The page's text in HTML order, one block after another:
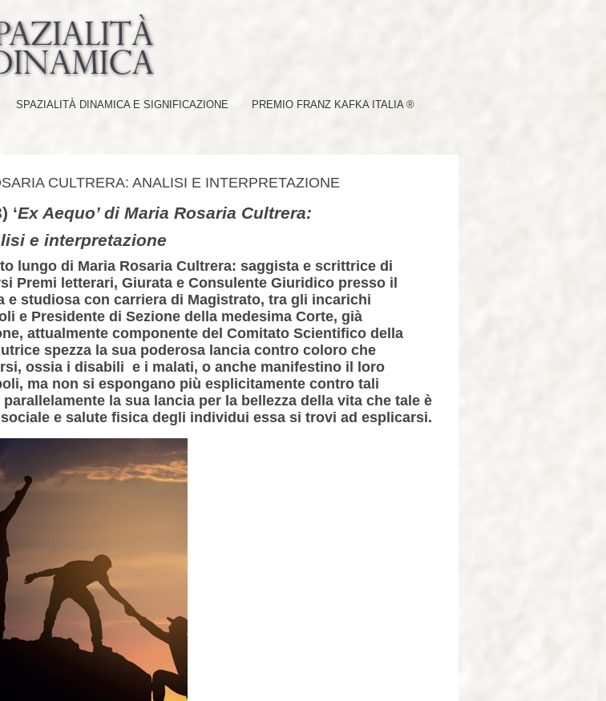
SPAZIALITÀ DINAMICA E SIGNIFICAZIONE PREMIO FRANZ KAFKA ITALIA ®
CULTRERA: ANALISI E INTERPRETAZIONE
‘Ex Aequo’ di Maria Rosaria Cultrera:
e interpretazione
lungo di Maria Rosaria Cultrera: saggista e scrittrice di
Premi letterari, Giurata e Consulente Giuridico presso il
e studiosa con carriera di Magistrato, tra gli incarichi
e Presidente di Sezione della medesima Corte, già
attualmente componente del Comitato Scientifico della
spezza la sua poderosa lancia contro coloro che
ossia i disabili e i malati, o anche manifestino il loro
ma non si espongano più esplicitamente contro tali
la sua lancia per la bellezza della vita che tale è
e salute fisica degli individui essa si trovi ad esplicarsi.